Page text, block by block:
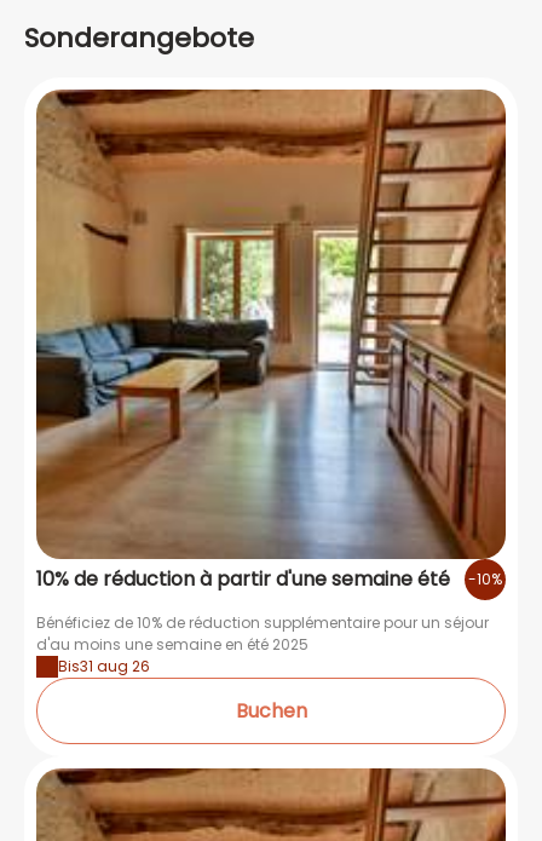
Sonderangebote
10% de réduction à partir d'une semaine été -10%
Bénéficiez de 10% de réduction supplémentaire pour un séjour
d'au moins une semaine en été 2025
Bis31 aug 26
Buchen